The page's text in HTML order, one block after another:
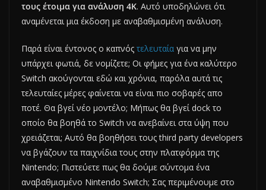
τους έτοιμα για ανάλυση 4Κ. Αυτό υποδηλώνει ότι
αναμένεται μια έκδοση με αναβαθμισμένη ανάλυση.
Παρά είναι έντονος ο καπνός τελευταία για να μην
υπάρχει φωτιά, δε νομίζετε; Οι φήμες για ένα καλύτερο
Switch ακούγονται εδώ και χρόνια, παρόλα αυτά τις
τελευταίες μέρες φαίνεται να είναι πιο σοβαρές απο
ποτέ. Θα βγεί νέο μοντέλο; Μήπως θα βγεί dock το
οποίο θα βοηθά το Switch να ανεβαίνει στα ύψη που
χρειάζεται; Αυτό θα βοηθήσει τους third party developers
να βγάζουν τα παιχνίδια τους στην πλατφόρμα της
Nintendo; Πιστεύετε πως θα δούμε σύντομα ένα
αναβαθμισμένο Nintendo Switch; Σας περιμένουμε στο